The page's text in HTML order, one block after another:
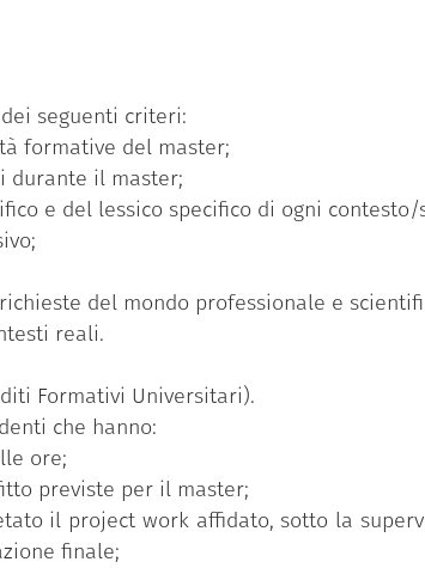
seguenti criteri:
formative del master;
durante il master;
e del lessico specifico di ogni
del mondo professionale e
reali.
Formativi Universitari).
che hanno:
ore;
previste per il master;
il project work affidato, sotto la
finale;